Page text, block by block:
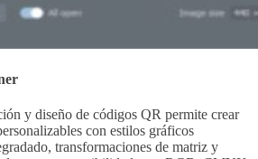
y diseño de códigos QR permite crear
con estilos gráficos
transformaciones de matriz y